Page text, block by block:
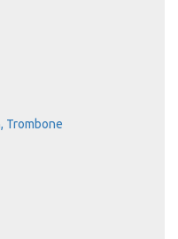
Trombone